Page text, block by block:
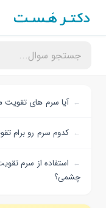
آیا سرم های
کدوم سرم رو برام
استفاده از سرم
چشمی؟